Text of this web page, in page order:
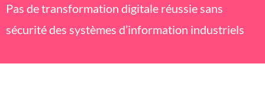
Pas de transformation digitale réussie sans
sécurité des systèmes d’information industriels